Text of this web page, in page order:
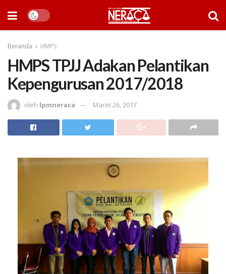
Beranda HMPS
HMPS TPJJ Adakan Pelantikan
Kepengurusan 2017/2018
oleh lpmneraca Maret 26, 2017